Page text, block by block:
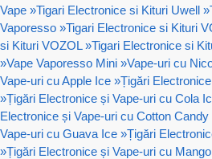
Vape »Tigari Electronice si Kituri Uwell »
Vaporesso »Tigari Electronice si Kituri
si Kituri VOZOL »Tigari Electronice si
»Vape Vaporesso Mini »Vape-uri cu
Vape-uri cu Apple Ice »Țigări
»Țigări Electronice și Vape-uri cu Cola
Electronice și Vape-uri cu Cotton Candy
Vape-uri cu Guava Ice »Țigări
»Țigări Electronice și Vape-uri cu